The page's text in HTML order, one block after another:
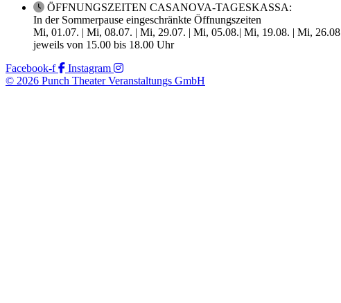
ÖFFNUNGSZEITEN CASANOVA-TAGESKASSA:
In der Sommerpause eingeschränkte Öffnungszeiten
Mi, 01.07. | Mi, 08.07. | Mi, 29.07. | Mi, 05.08.| Mi, 19.08. | Mi, 26.08
jeweils von 15.00 bis 18.00 Uhr
Facebook-f
Instagram
© 2026 Punch Theater Veranstaltungs GmbH